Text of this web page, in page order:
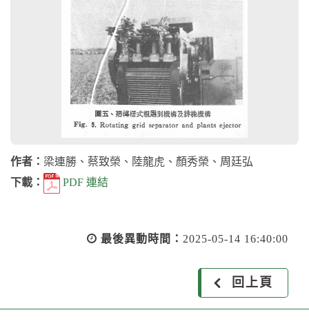
作者： 梁連勝、蔡致榮、陸龍虎、顏秀榮、周廷弘
下載：
PDF 連結
最後異動時間： 2025-05-14 16:40:00
回上頁